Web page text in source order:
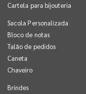
Cartela para bijouteria
Sacola Personalizada
Bloco de notas
Talão de pedidos
Caneta
Chaveiro
Brindes